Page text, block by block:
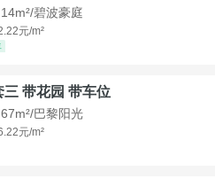
碧波豪庭
元/m²
三 带花园 带车位
巴黎阳光
元/m²